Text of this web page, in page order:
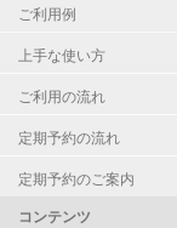
ご利用例
上手な使い方
ご利用の流れ
定期予約の流れ
定期予約のご案内
コンテンツ